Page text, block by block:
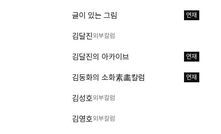
글이 있는 그림 연재
김달진외부칼럼
김달진의 아카이브 연재
김동화의 소화素畵칼럼 연재
김성호외부칼럼
김영호외부칼럼